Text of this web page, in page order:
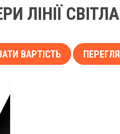
ЛІНІЇ СВІТЛА
ВАРТІСТЬ